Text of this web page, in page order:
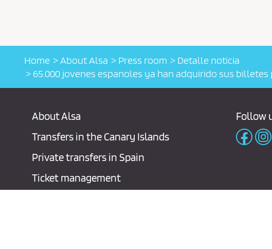
Home About Alsa Press room
Detalle noticia
65.000 jovenes espanoles ya han adquirido sus
About Alsa
Transfers in the Canary Islands
Private transfers in Spain
Ticket management
Follow